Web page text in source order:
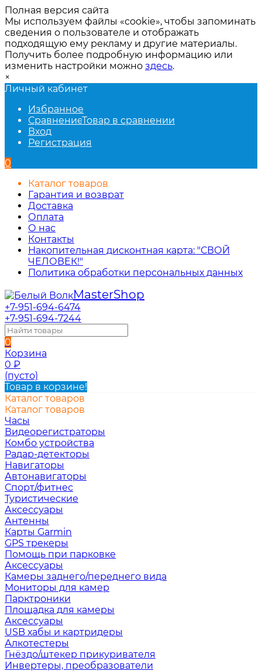
Полная версия сайта
Мы используем файлы «cookie», чтобы запоминать
сведения о пользователе и отображать
подходящую ему рекламу и другие материалы.
Получить более подробную информацию или
изменить настройки можно здесь.
×
Личный кабинет
Избранное
СравнениеТовар в сравнении
Вход
Регистрация
0
Каталог товаров
Гарантия и возврат
Доставка
Оплата
О нас
Контакты
Накопительная дисконтная карта: "СВОЙ
ЧЕЛОВЕК!"
Политика обработки персональных данных
MasterShop
+7-951-694-6474
+7-951-694-7244
0
Корзина
0 ₽
(пусто)
Товар в корзине!
Каталог товаров
Каталог товаров
Часы
Видеорегистраторы
Комбо устройства
Радар-детекторы
Навигаторы
Автонавигаторы
Спорт/фитнес
Туристические
Аксессуары
Антенны
Карты Garmin
GPS трекеры
Помощь при парковке
Аксессуары
Камеры заднего/переднего вида
Мониторы для камер
Парктроники
Площадка для камеры
Аксессуары
USB хабы и картридеры
Алкотестеры
Гнёздо/штекер прикуривателя
Инвертеры, преобразователи